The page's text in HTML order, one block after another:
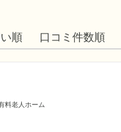
順 口コミ件数順
料老人ホーム